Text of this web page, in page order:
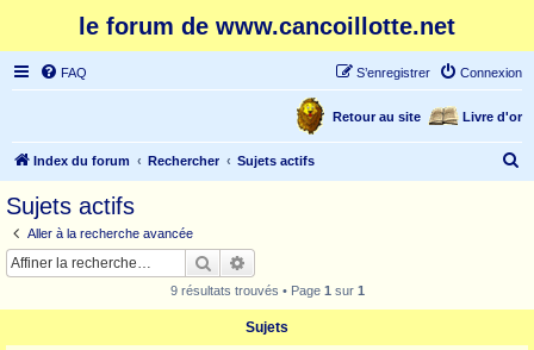
le forum de www.cancoillotte.net
FAQ Connexion
S’enregistrer
Livre d'or
Retour au site
Index du forum Rechercher Sujets actifs
Sujets actifs
Aller à la recherche avancée
Rechercher
9 résultats trouvés • Page 1 sur 1
Sujets